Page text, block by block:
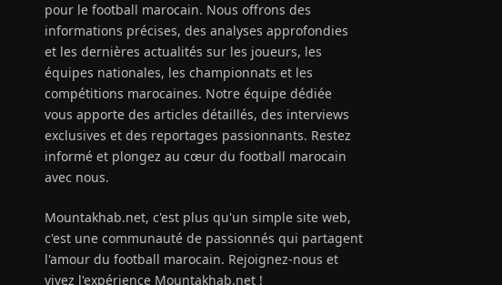
pour le football marocain. Nous offrons des
informations précises, des analyses approfondies
et les dernières actualités sur les joueurs, les
équipes nationales, les championnats et les
compétitions marocaines. Notre équipe dédiée
vous apporte des articles détaillés, des interviews
exclusives et des reportages passionnants. Restez
informé et plongez au cœur du football marocain
avec nous.
Mountakhab.net, c'est plus qu'un simple site web,
c'est une communauté de passionnés qui partagent
l'amour du football marocain. Rejoignez-nous et
vivez l'expérience Mountakhab.net !